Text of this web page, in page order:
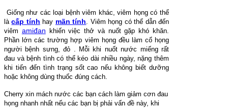
Giống như các loại bệnh viêm khác, viêm họng có thể
làcấp tính hay mãn tính. Viêm họng có thể dẫn đến
viêm amiđan khiến việc thở và nuốt gặp khó khăn.
Phần lớn các trường hợp viêm họng đều làm cổ họng
người bệnh sưng, đỏ . Mỗi khi nuốt nước miếng rất
đau và bệnh tình có thể kéo dài nhiều ngày, nặng thêm
khi tiến đến tình trạng sốt cao nếu không biết dưỡng
hoặc không dùng thuốc đúng cách.
Cherry xin mách nước các bạn cách làm giảm cơn đau
họng nhanh nhất nếu các bạn bị phải vấn đề này, khi